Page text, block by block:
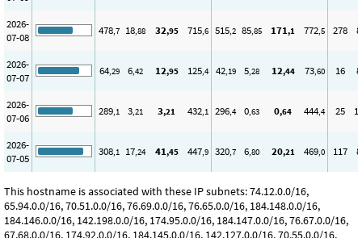
2026-
07-08
478,7 18,88 32,95 715,6 515,2 85,85 171,1 772,5 278 8
2026-
07-07
64,29 6,42 12,95 125,4 42,19 5,28 12,44 73,60 16 8
2026-
07-06
289,1 3,21 3,21 432,1 296,4 0,63 0,64 444,4 25
2026-
07-05
308,1 17,24 41,45 447,9 320,7 6,80 20,21 469,0 117 8
This hostname is associated with these IP subnets: 74.12.0.0/16,
65.94.0.0/16, 70.51.0.0/16, 76.69.0.0/16, 76.65.0.0/16, 184.148.0.0/16,
184.146.0.0/16, 142.198.0.0/16, 174.95.0.0/16, 184.147.0.0/16, 76.67.0.0/16,
67.68.0.0/16, 174.92.0.0/16, 184.145.0.0/16, 142.127.0.0/16, 70.55.0.0/16,